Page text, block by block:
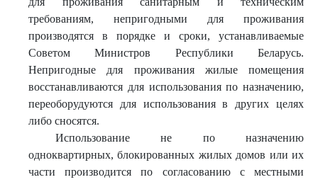
требованиям, непригодными для проживания
производятся в порядке и сроки, устанавливаемые
Советом Министров Республики Беларусь.
Непригодные для проживания жилые помещения
восстанавливаются для использования по назначению,
переоборудуются для использования в других целях
либо сносятся.
Использование не по назначению
одноквартирных, блокированных жилых домов или их
части производится по согласованию с местными